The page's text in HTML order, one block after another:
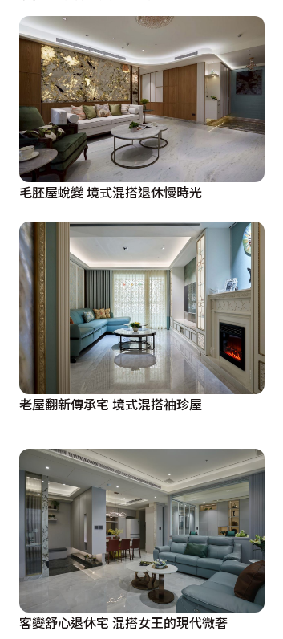
毛胚屋蛻變 境式混搭退休慢時光
老屋翻新傳承宅 境式混搭袖珍屋
客變舒心退休宅 混搭女王的現代微奢